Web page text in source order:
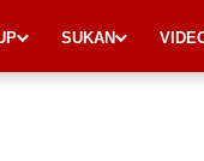
SUKAN